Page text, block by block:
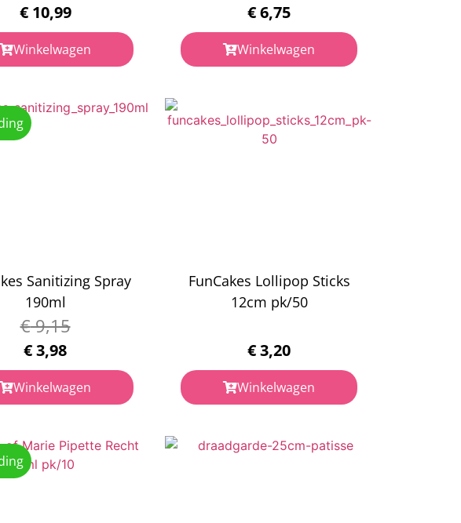
€10,99
Winkelwagen
€6,75
Winkelwagen
Sanitizing Spray
190ml
€9,15
€3,98
Winkelwagen
FunCakes Lollipop Sticks
12cm pk/50
€3,20
Winkelwagen